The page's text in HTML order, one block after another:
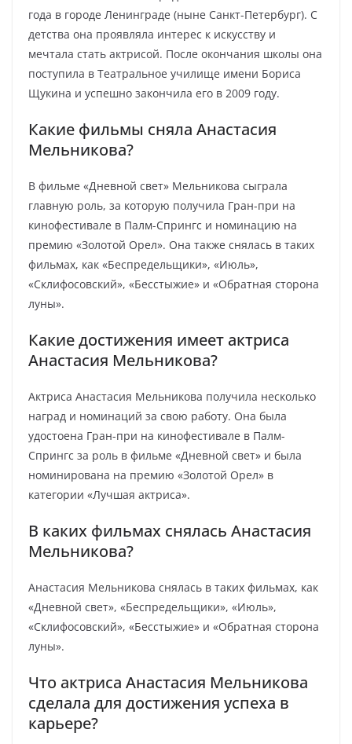
года в городе Ленинграде (ныне Санкт-Петербург). С
детства она проявляла интерес к искусству и
мечтала стать актрисой. После окончания школы она
поступила в Театральное училище имени Бориса
Щукина и успешно закончила его в 2009 году.
Какие фильмы сняла Анастасия
Мельникова?
В фильме «Дневной свет» Мельникова сыграла
главную роль, за которую получила Гран-при на
кинофестивале в Палм-Спрингс и номинацию на
премию «Золотой Орел». Она также снялась в таких
фильмах, как «Беспредельщики», «Июль»,
«Склифосовский», «Бесстыжие» и «Обратная сторона
луны».
Какие достижения имеет актриса
Анастасия Мельникова?
Актриса Анастасия Мельникова получила несколько
наград и номинаций за свою работу. Она была
удостоена Гран-при на кинофестивале в Палм-
Спрингс за роль в фильме «Дневной свет» и была
номинирована на премию «Золотой Орел» в
категории «Лучшая актриса».
В каких фильмах снялась Анастасия
Мельникова?
Анастасия Мельникова снялась в таких фильмах, как
«Дневной свет», «Беспредельщики», «Июль»,
«Склифосовский», «Бесстыжие» и «Обратная сторона
луны».
Что актриса Анастасия Мельникова
сделала для достижения успеха в
карьере?